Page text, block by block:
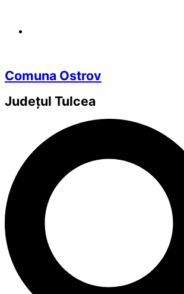
Comuna Ostrov
Județul Tulcea